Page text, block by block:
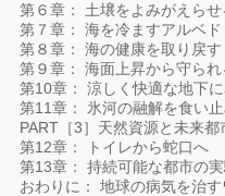
第６章： 土壌をよみがえら
第７章： 海を冷ますアルベド
第８章： 海の健康を取り戻す
第９章： 海面上昇から守ら
第10章： 涼しく快適な地下
第11章： 氷河の融解を食い
PART［3］天然資源と未来都
第12章： トイレから蛇口へ
第13章： 持続可能な都市の
おわりに： 地球の病気を治